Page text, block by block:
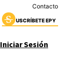
Contacto
USCRÍBETE EPY
Iniciar Sesión